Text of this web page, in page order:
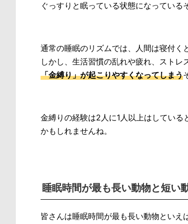
ぐっすりと眠っている状態になっている
通常の睡眠のリズムでは、人間は寝付く
しかし、生活習慣の乱れや疲れ、ストレ
「金縛り」が起こりやすくなってしまう
金縛りの経験は2人に1人以上はしてい
かもしれませんね。
睡眠時間が最も長い動物と短い
皆さんは睡眠時間が最も長い動物といえ